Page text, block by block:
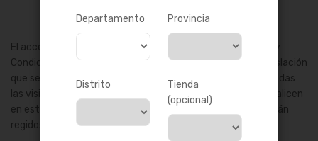
El acceso y uso de este sitio web se rige por los "Términos y
Condiciones" descritos a continuación, así como por la legislación
que se aplique en la República de Perú. En consecuencia, todas
las visitas y todos los contratos y transacciones que se realicen
en este sitio, como asimismo sus efectos jurídicos, quedarán
regidos por estas reglas y sometidas a esta legislación.
Departamento Provincia
Distrito
Tienda
(opcional)